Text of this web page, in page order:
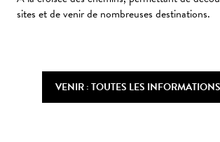
sites et de venir de nombreuses destinations.
VENIR : TOUTES LES